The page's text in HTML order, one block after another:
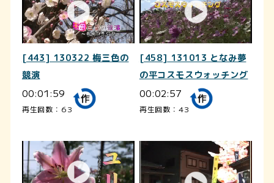
[443] 130322 梅三色の
競演
00:01:59
再生回数：63
[458] 131013 となみ夢
の平コスモスウォッチング
00:02:57
再生回数：43